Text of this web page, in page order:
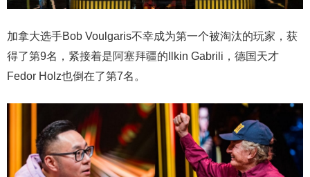
加拿大选手Bob Voulgaris不幸成为第一个被淘汰的玩家，获
得了第9名，紧接着是阿塞拜疆的Ilkin Gabrili，德国天才
Fedor Holz也倒在了第7名。